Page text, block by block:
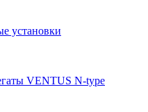
установки
VENTUS N-type